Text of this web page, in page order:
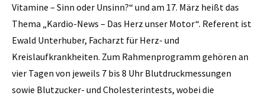
Vitamine – Sinn oder Unsinn?“ und am 17. März heißt das
Thema „Kardio-News – Das Herz unser Motor“. Referent ist
Ewald Unterhuber, Facharzt für Herz- und
Kreislaufkrankheiten. Zum Rahmenprogramm gehören an
vier Tagen von jeweils 7 bis 8 Uhr Blutdruckmessungen
sowie Blutzucker- und Cholesterintests, wobei die